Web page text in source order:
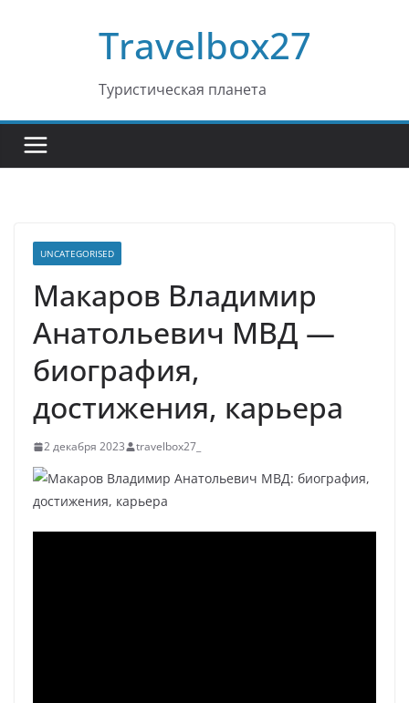
Travelbox27
Туристическая планета
UNCATEGORISED
Макаров Владимир
Анатольевич МВД —
биография,
достижения, карьера
2 декабря 2023 travelbox27_